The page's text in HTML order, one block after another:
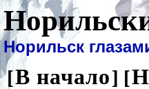
Норильск
[В начало] [